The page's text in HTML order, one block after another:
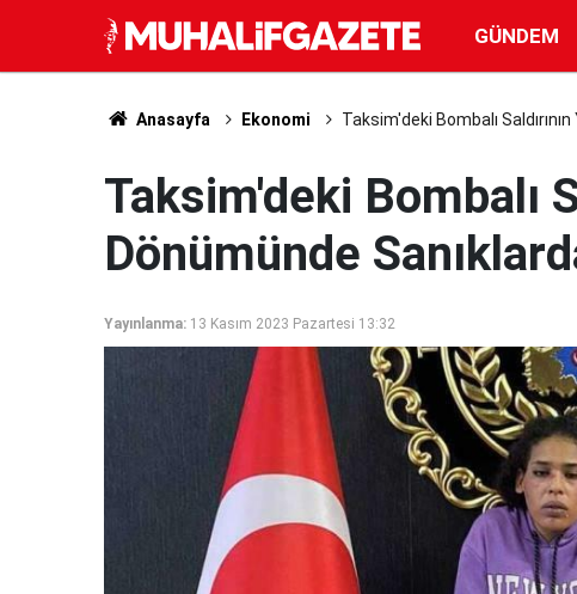
GÜNDEM
Anasayfa Ekonomi Taksim'deki Bombalı
Taksim'deki Bombalı
Dönümünde
Yayınlanma: 13 Kasım 2023 Pazartesi 13:32